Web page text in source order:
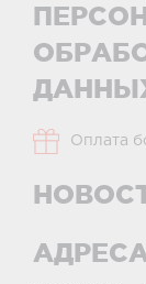
Оплата